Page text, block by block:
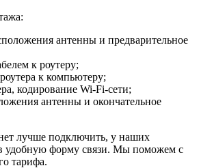
антенны и предварительное
к роутеру;
к компьютеру;
кодирование Wi-Fi-сети;
антенны и окончательное
лучше подключить, у наших
удобную форму связи. Мы поможем с
тарифа.